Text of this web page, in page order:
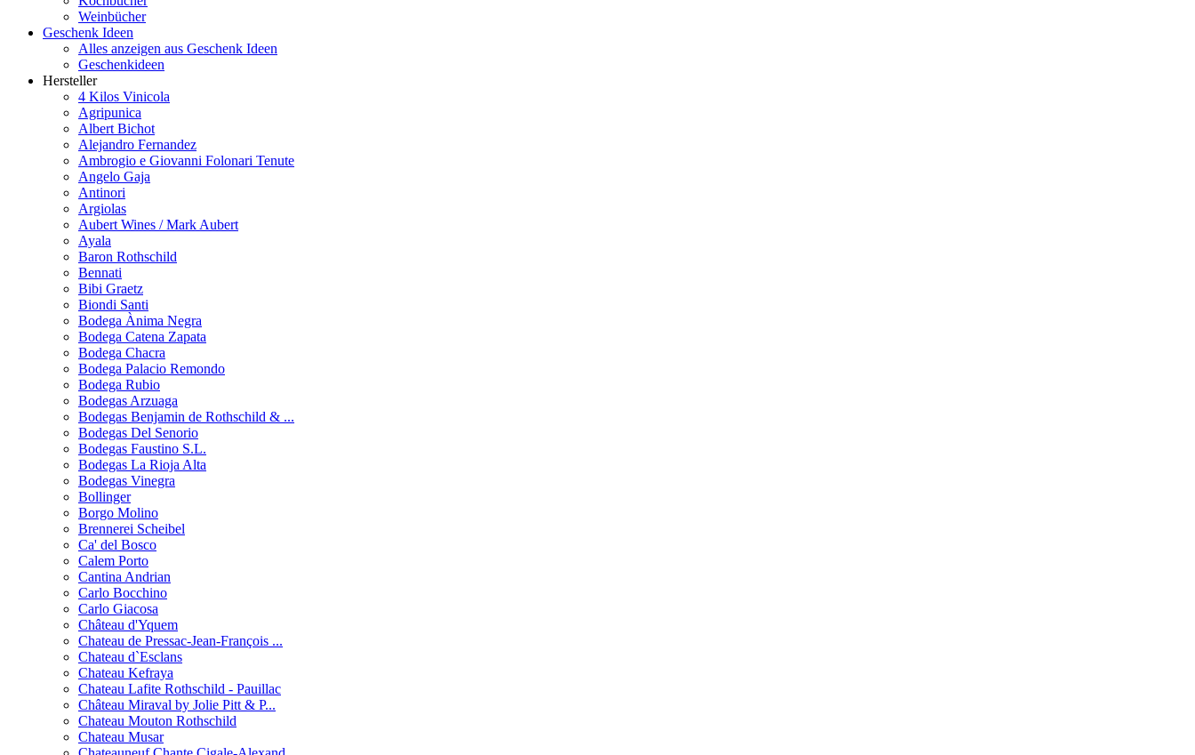
Weinbücher
Geschenk Ideen
Alles anzeigen aus Geschenk Ideen
Geschenkideen
Hersteller
4 Kilos Vinicola
Agripunica
Albert Bichot
Alejandro Fernandez
Ambrogio e Giovanni Folonari Tenute
Angelo Gaja
Antinori
Argiolas
Aubert Wines / Mark Aubert
Ayala
Baron Rothschild
Bennati
Bibi Graetz
Biondi Santi
Bodega Ànima Negra
Bodega Catena Zapata
Bodega Chacra
Bodega Palacio Remondo
Bodega Rubio
Bodegas Arzuaga
Bodegas Benjamin de Rothschild & ...
Bodegas Del Senorio
Bodegas Faustino S.L.
Bodegas La Rioja Alta
Bodegas Vinegra
Bollinger
Borgo Molino
Brennerei Scheibel
Ca' del Bosco
Calem Porto
Cantina Andrian
Carlo Bocchino
Carlo Giacosa
Château d'Yquem
Chateau de Pressac-Jean-François ...
Chateau d`Esclans
Chateau Kefraya
Chateau Lafite Rothschild - Pauillac
Château Miraval by Jolie Pitt & P...
Chateau Mouton Rothschild
Chateau Musar